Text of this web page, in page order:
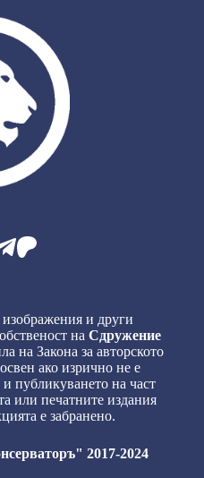
и други
наСдружение
на Закона за авторското
ако изрично не е
публикуването на част
или печатните издания
е забранено.
2017-2024